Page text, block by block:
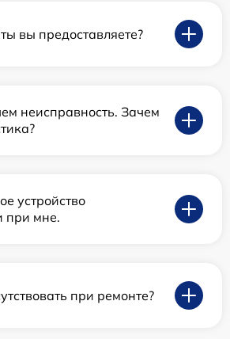
вы предоставляете?
неисправность. Зачем
устройство
при мне.
при ремонте?